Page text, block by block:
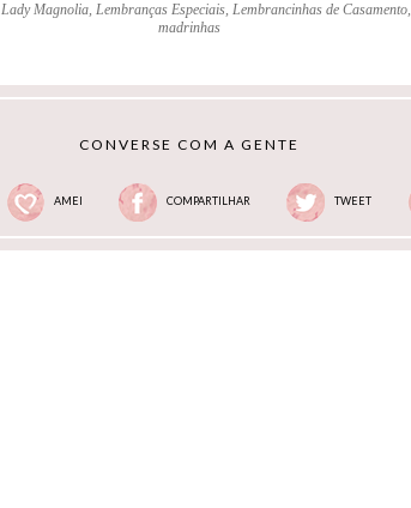
Lady Magnolia, Lembranças Especiais, Lembrancinhas de Casamento,
madrinhas
CONVERSE COM A GENTE
AMEI COMPARTILHAR TWEET